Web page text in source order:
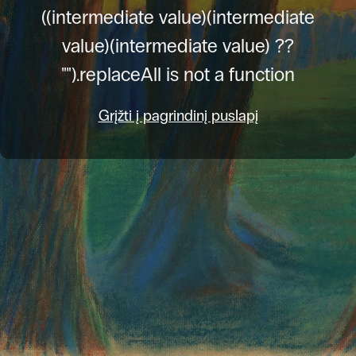
((intermediate value)(intermediate
value)(intermediate value) ??
"").replaceAll is not a function
Grįžti į pagrindinį puslapį